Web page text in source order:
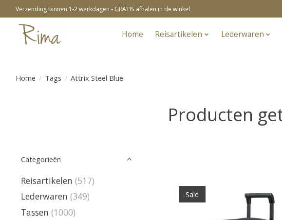
Verzending binnen 1-2 werkdagen - GRATIS afhalen in de winkel
Home Reisartikelen Lederwaren
Home / Tags / Attrix Steel Blue
Producten
Categorieën
Reisartikelen (517)
Lederwaren (349)
Tassen (1000)
Sale